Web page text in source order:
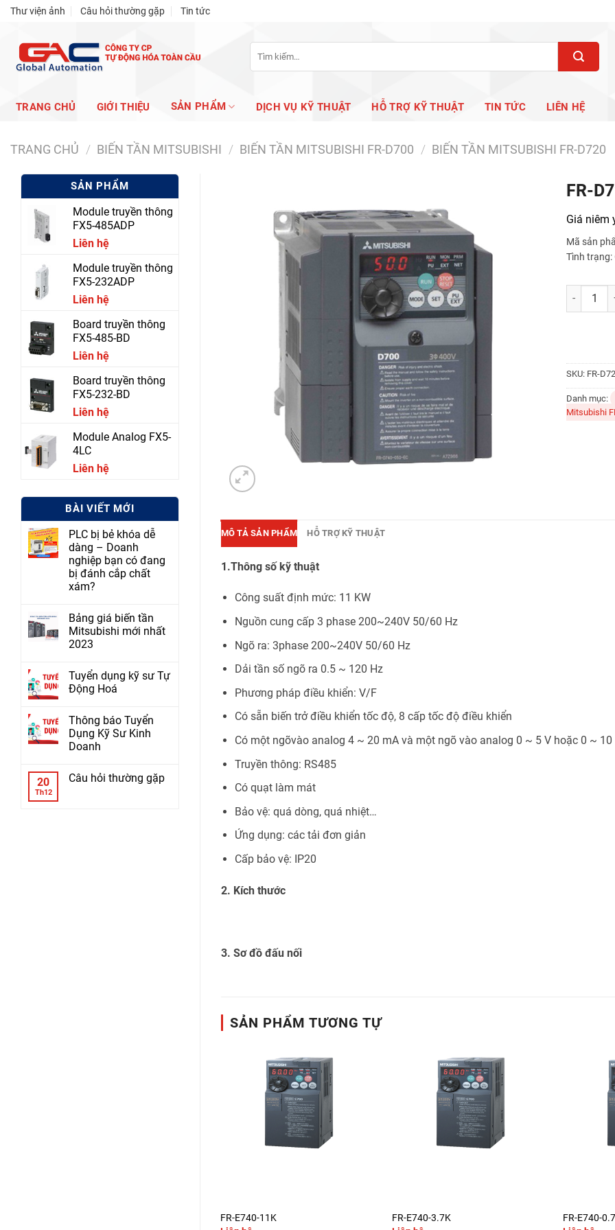
Skip
content
Thư viện ảnh Câu hỏi thường gặp Tin tức
Tìm
kiếm:
TRANG CHỦ GIỚI THIỆU SẢN PHẨM DỊCH VỤ KỸ THUẬT HỖ TRỢ KỸ THUẬT TIN TỨC LIÊN HỆ
TRANG CHỦ / BIẾN TẦN MITSUBISHI / BIẾN TẦN MITSUBISHI FR-D700 / BIẾN TẦN MITSUBISHI FR-D720
SẢN PHẨM
Module truyền thông
FX5-485ADP
Liên hệ
Module truyền thông
FX5-232ADP
Liên hệ
Board truyền thông
FX5-485-BD
Liên hệ
Board truyền thông
FX5-232-BD
Liên hệ
Module Analog FX5-
4LC
Liên hệ
BÀI VIẾT MỚI
PLC bị bẻ khóa dễ
dàng – Doanh
nghiệp bạn có đang
bị đánh cắp chất
xám?
Bảng giá biến tần
Mitsubishi mới nhất
2023
Tuyển dụng kỹ sư Tự
Động Hoá
Thông báo Tuyển
Dụng Kỹ Sư Kinh
Doanh
20
Th12
Câu hỏi thường gặp
FR-
Giá niêm
Mã sản
Tình trạng:
FR-D720-
SKU: FR-
Danh mục:
Mitsubishi
MÔ TẢ SẢN PHẨM HỖ TRỢ KỸ THUẬT
1.Thông số kỹ thuật
Công suất định mức: 11 KW
Nguồn cung cấp 3 phase 200~240V 50/60 Hz
Ngõ ra: 3phase 200~240V 50/60 Hz
Dải tần số ngõ ra 0.5 ~ 120 Hz
Phương pháp điều khiển: V/F
Có sẵn biến trở điều khiển tốc độ, 8 cấp tốc độ điều khiển
Có một ngõvào analog 4 ~ 20 mA và một ngõ vào analog 0 ~ 5 V hoặc 0 ~ 10
Truyền thông: RS485
Có quạt làm mát
Bảo vệ: quá dòng, quá nhiệt…
Ứng dụng: các tải đơn giản
Cấp bảo vệ: IP20
2. Kích thước
3. Sơ đồ đấu nối
SẢN PHẨM TƯƠNG TỰ
FR-E740-11K
FR-E740-3.7K
FR-E740-